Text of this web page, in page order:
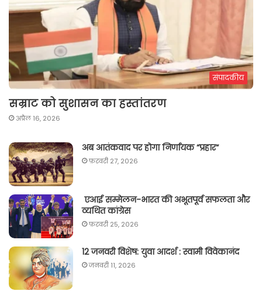
संपादकीय
सम्राट को सुशासन का हस्तांतरण
अप्रैल 16, 2026
अब आतंकवाद पर होगा निर्णायक “प्रहार“
फ़रवरी 27, 2026
एआई सम्मेलन-भारत की अभूतपूर्व सफलता और
व्यथित कांग्रेस
फ़रवरी 25, 2026
12 जनवरी विशेष: युवा आदर्श : स्वामी विवेकानंद
जनवरी 11, 2026